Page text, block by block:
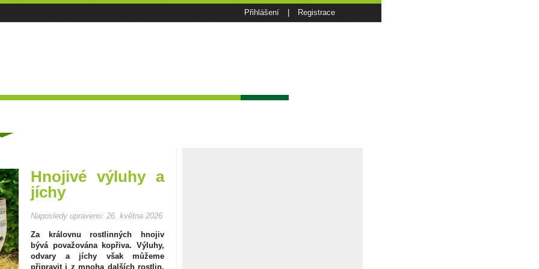
Přihlášení Registrace
Hnojivé výluhy a
jíchy
Naposledy upraveno: 26. května 2026
Za královnu rostlinných hnojiv
bývá považována kopřiva. Výluhy,
odvary a jíchy však můžeme
připravit i z mnoha dalších rostlin.